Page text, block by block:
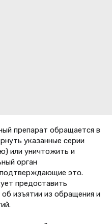
препарат обращается в
указанные серии
или уничтожить и
орган
это.
предоставить
изъятии из обращения и